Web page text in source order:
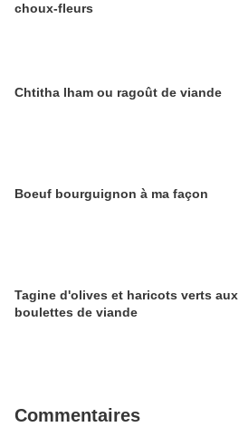
choux-fleurs
Chtitha lham ou ragoût de viande
Boeuf bourguignon à ma façon
Tagine d'olives et haricots verts aux
boulettes de viande
Commentaires